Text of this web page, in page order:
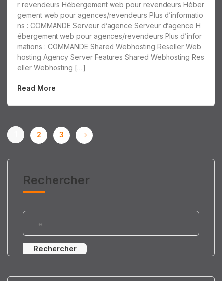
r revendeurs Hébergement web pour revendeurs Héber
gement web pour agences/revendeurs Plus d’informatio
ns : COMMANDE Serveur d’agence Serveur d’agence H
ébergement web pour agences/revendeurs Plus d’infor
mations : COMMANDE Shared Webhosting Reseller Web
hosting Agency Server Features Shared Webhosting Res
eller Webhosting […]
Read More
2 3
Rechercher
Rechercher